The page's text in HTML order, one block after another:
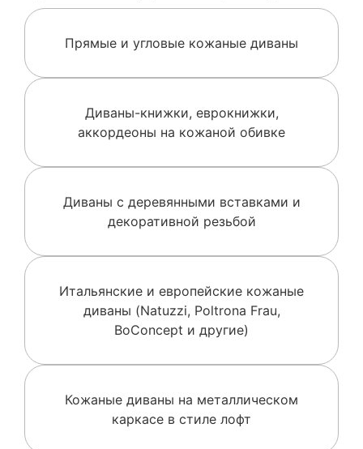
Прямые и угловые кожаные диваны
Диваны-книжки, еврокнижки,
аккордеоны на кожаной обивке
Диваны с деревянными вставками и
декоративной резьбой
Итальянские и европейские кожаные
диваны (Natuzzi, Poltrona Frau,
BoConcept и другие)
Кожаные диваны на металлическом
каркасе в стиле лофт